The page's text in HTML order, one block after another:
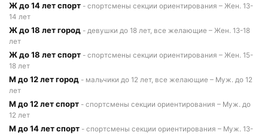
Ж до 14 лет спорт - спортсмены секции ориентирования – Жен. 13-
14 лет
Ж до 18 лет город - девушки до 18 лет, все желающие – Жен. 13-18
лет
Ж до 18 лет спорт - спортсмены секции ориентирования – Жен. 15-
18 лет
М до 12 лет город - мальчики до 12 лет, все желающие – Муж. до 12
лет
М до 12 лет спорт - спортсмены секции ориентирования – Муж. до
12 лет
М до 14 лет спорт - спортсмены секции ориентирования – Муж. 13-